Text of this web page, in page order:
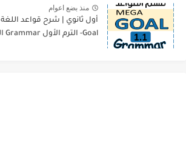
منذ بضع اعوام
Goal- الترم الأول Grammar الفصل الدراسي الأول